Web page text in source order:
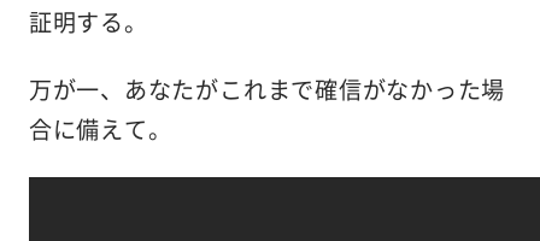
証明する。
万が一、あなたがこれまで確信がなかった場
合に備えて。